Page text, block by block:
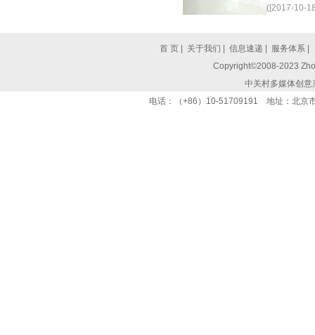
([2017-10-
首 页 关于我们 信息速递 服务体系
Copyright©2008-2023
中关村多媒体创
电话：（+86）10-51709191 地址：北京